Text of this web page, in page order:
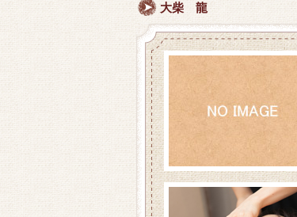
大柴 龍